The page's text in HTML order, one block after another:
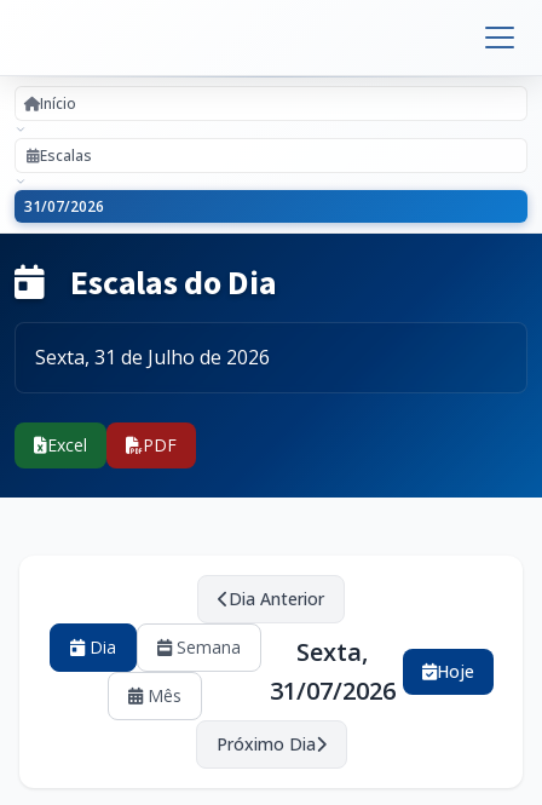
Início
Escalas
31/07/2026
Escalas do Dia
Sexta, 31 de Julho de 2026
Excel PDF
Dia Anterior
Dia Semana
Mês
Sexta,
31/07/2026
Hoje
Próximo Dia